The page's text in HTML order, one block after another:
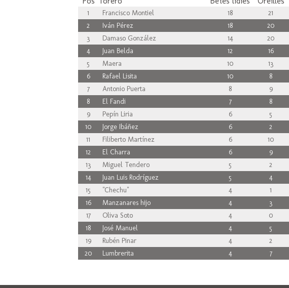
1 Francisco Montiel 18
21
2
Iván Pérez 18
20
3
Damaso González 14
20
4
Juan Belda 12
16
5
Maera 10
13
6
Rafael Lisita 10
8
7
Antonio Puerta 8
9
8
El Fandi 7
8
9
Pepín Liria 6
5
10
Jorge Ibáñez 6
2
11
Filiberto Martínez 6
10
12
El Charra 6
9
13
Miguel Tendero 5
2
14
Juan Luis Rodríguez 5
4
15
"Chechu" 4
1
16
Manzanares hijo 4
3
17
Oliva Soto 4
0
18
José Manuel 4
5
19
Rubén Pinar 4
2
20
Lumbrerita 4 7